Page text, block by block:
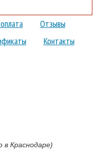
Отзывы
Контакты
Краснодаре)